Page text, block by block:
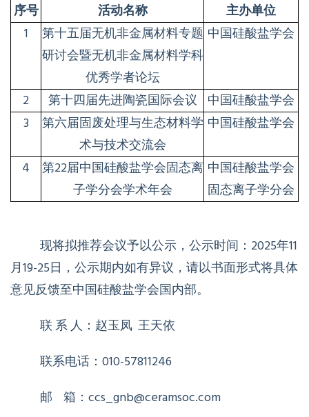
序号
活动名称
主办单位
1
第十五届无机非金属材料专题
研讨会暨无机非金属材料学科
优秀学者论坛
中国硅酸盐学会
2 第十四届先进陶瓷国际会议 中国硅酸盐学会
3
第六届固废处理与生态材料学
术与技术交流会
中国硅酸盐学会
4 第22届中国硅酸盐学会固态离
子学分会学术年会
中国硅酸盐学会
固态离子学分会
现将拟推荐会议予以公示，公示时间： 2025年11
月19-25日，公示期内如有异议，请以书面形式将具体
意见反馈至中国硅酸盐学会国内部。
联 系 人：赵玉凤 王天依
联系电话： 010-57811246
邮 箱： ccs_gnb@ceramsoc.com